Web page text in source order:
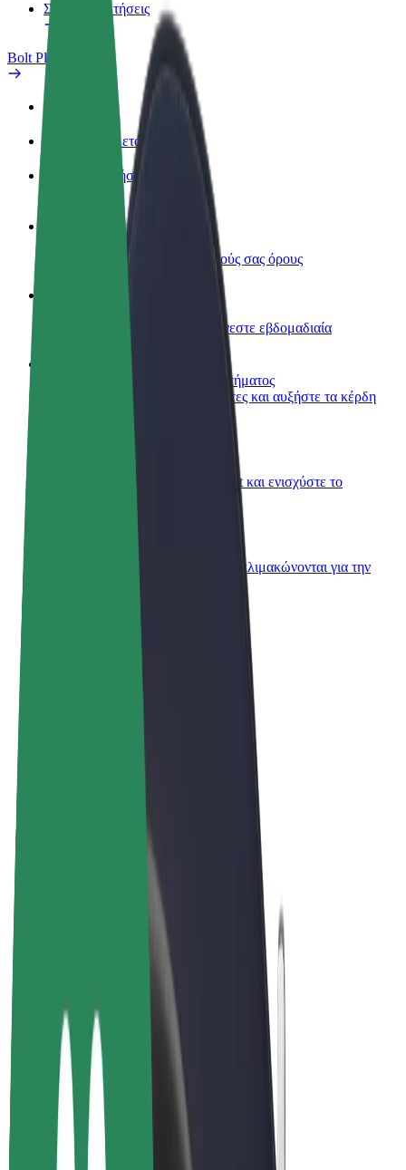
Συχνές Ερωτήσεις
Bolt Plus
Πώς να συμμετάσχετε
Συχνές Ερωτήσεις
Κερδίστε χρήματα με τους δικούς σας όρους
Παραδώστε φαγητό και πληρώνεστε εβδομαδιαία
Προσθήκη εστιατορίου ή καταστήματος
Πλησιάστε περισσότερους πελάτες και αυξήστε τα κέρδη
Προσθέστε το στόλο σας στο Bolt και ενισχύστε το
Προϊόντα και υπηρεσίες Bolt που κλιμακώνονται για την
Bolt for Business
Ηλεκτρικά ποδήλατα
Bolt Plus
Κερδίστε με Bolt
Οδηγοί